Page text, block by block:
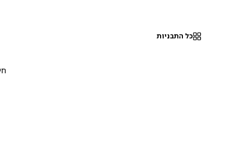
כל התבניות
0